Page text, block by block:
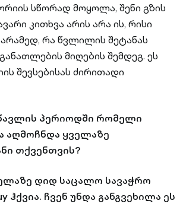
სწორად მოყოლა, შენი გზის
კითხვა არის არა ის, რისი
რა წვლილის შეტანას
მიღების შემდეგ. ეს
შევსებისას ძირითადი
პერიოდში რომელი
აღმოჩნდა ყველაზე
თქვენთვის?
დიდ საცალო სავაჭრო
ჰქვია. ჩვენ უნდა განგვეხილა ეს